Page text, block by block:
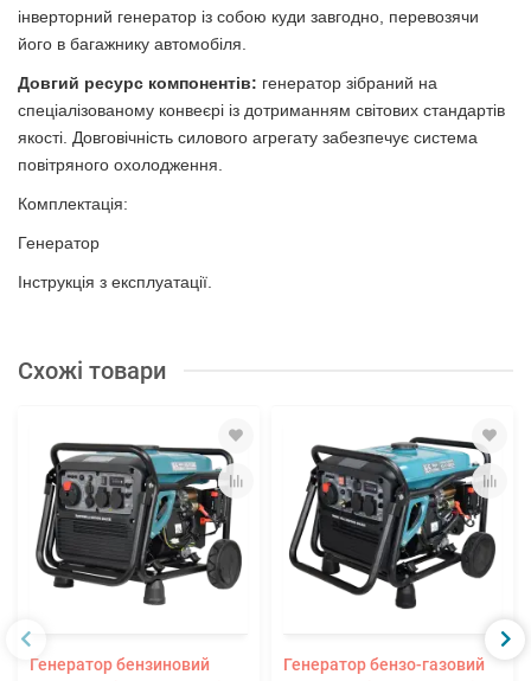
інверторний генератор із собою куди завгодно, перевозячи
його в багажнику автомобіля.
Довгий ресурс компонентів: генератор зібраний на
спеціалізованому конвеєрі із дотриманням світових стандартів
якості. Довговічність силового агрегату забезпечує система
повітряного охолодження.
Комплектація:
Генератор
Інструкція з експлуатації.
Схожі товари
Генератор бензиновий
Генератор бензо-газовий